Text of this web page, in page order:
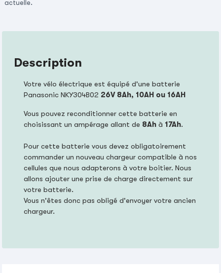
actuelle.
Description
Votre vélo électrique est équipé d'une batterie
Panasonic NKY304B02 26V 8Ah, 10AH ou 16AH
Vous pouvez reconditionner cette batterie en
choisissant un ampérage allant de 8Ah à 17Ah.
Pour cette batterie vous devez obligatoirement
commander un nouveau chargeur compatible à nos
cellules que nous adapterons à votre boitier. Nous
allons ajouter une prise de charge directement sur
votre batterie.
Vous n'êtes donc pas obligé d'envoyer votre ancien
chargeur.